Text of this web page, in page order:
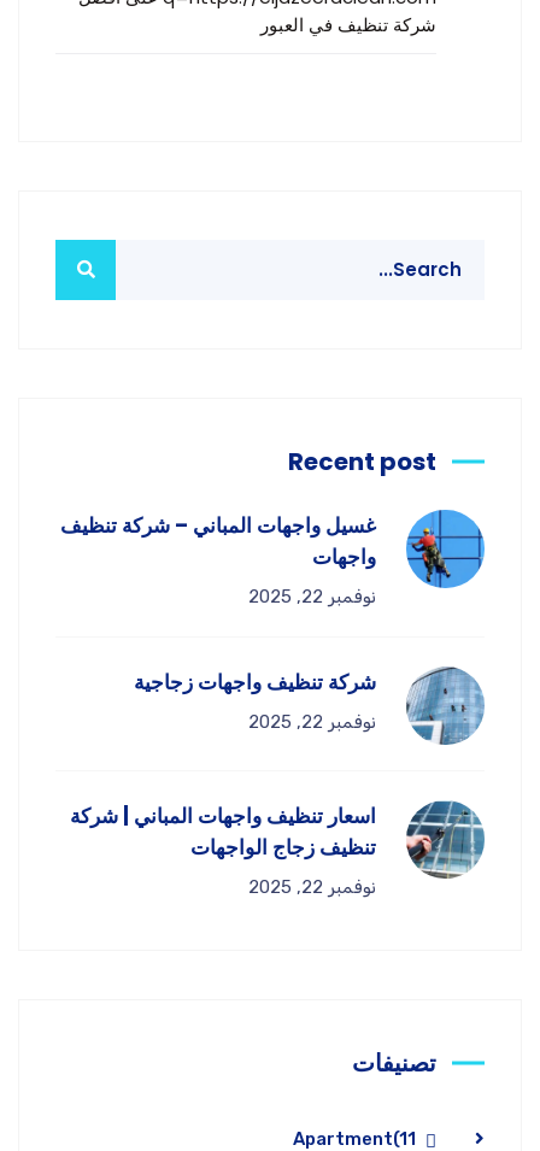
شركة تنظيف في العبور
Recent post
غسيل واجهات المباني – شركة تنظيف
واجهات
نوفمبر 22, 2025
شركة تنظيف واجهات زجاجية
نوفمبر 22, 2025
اسعار تنظيف واجهات المباني | شركة
تنظيف زجاج الواجهات
نوفمبر 22, 2025
تصنيفات
Apartment(11